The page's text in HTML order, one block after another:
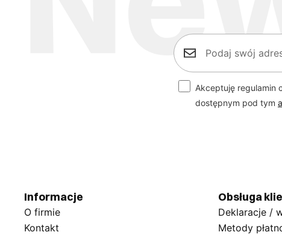
Akceptuję regulamin
dostępnym pod tym
Informacje
O firmie
Kontakt
Obsługa
Deklaracje /
Metody